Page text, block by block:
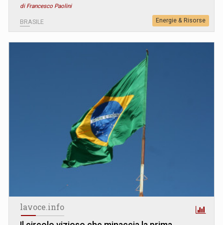
di Francesco Paolini
BRASILE Energie & Risorse
lavoce.info